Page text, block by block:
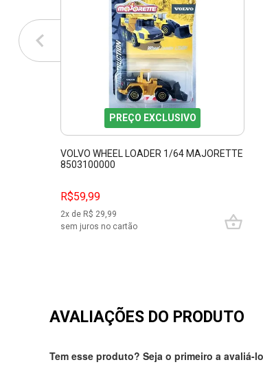
PREÇO EXCLUSIVO
VOLVO WHEEL LOADER 1/64 MAJORETTE
8503100000
R$59,99
2x de R$ 29,99
sem juros no cartão
AVALIAÇÕES DO PRODUTO
Tem esse produto? Seja o primeiro a avaliá-